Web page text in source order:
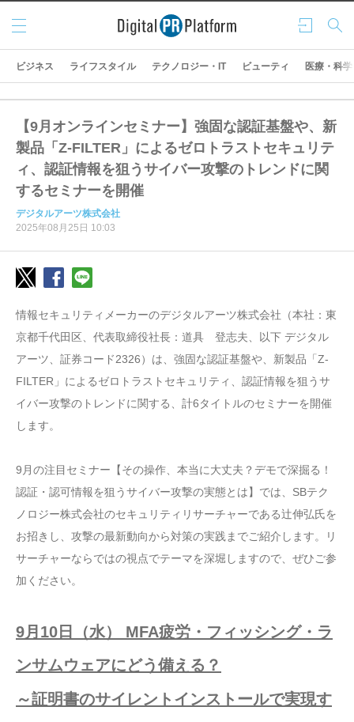
ログ
イン
検索
メニ
ュー
ビジネス ライフスタイル テクノロジー・IT ビューティ 医療・科学
【9月オンラインセミナー】強固な認証基盤や、新
製品「Z-FILTER」によるゼロトラストセキュリテ
ィ、認証情報を狙うサイバー攻撃のトレンドに関
するセミナーを開催
デジタルアーツ株式会社
2025年08月25日 10:03
情報セキュリティメーカーのデジタルアーツ株式会社（本社：東
京都千代田区、代表取締役社長：道具 登志夫、以下 デジタル
アーツ、証券コード2326）は、強固な認証基盤や、新製品「Z-
FILTER」によるゼロトラストセキュリティ、認証情報を狙うサ
イバー攻撃のトレンドに関する、計6タイトルのセミナーを開催
します。
9月の注目セミナー【その操作、本当に大丈夫？デモで深掘る！
認証・認可情報を狙うサイバー攻撃の実態とは】では、SBテク
ノロジー株式会社のセキュリティリサーチャーである辻伸弘氏を
お招きし、攻撃の最新動向から対策の実践までご紹介します。リ
サーチャーならではの視点でテーマを深堀しますので、ぜひご参
加ください。
9月10日（水） MFA疲労・フィッシング・ラ
ンサムウェアにどう備える？
～証明書のサイレントインストールで実現す